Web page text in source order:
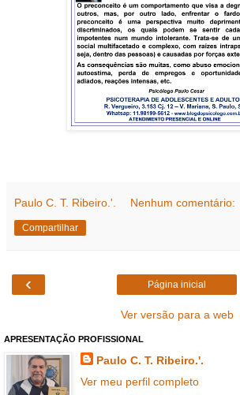
Paulo C. T. Ribeiro.'. Nenhum comentário:
Compartilhar
‹ Página inicial
Ver versão para a web
APRESENTAÇÃO PROFISSIONAL
Paulo C. T. Ribeiro.'.
Ver meu perfil completo